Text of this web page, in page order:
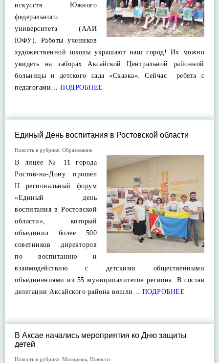
искусств Южного
федерального
университета (ААИ
ЮФУ). Работы учеников
художественной школы украшают наш город! Их можно
увидеть на заборах Аксайской Центральной районной
больницы и детского сада «Сказка». Сейчас ребята с
педагогами… ПОДРОБНЕЕ
Единый День воспитания в Ростовской области
Новость в рубрике: Образование
В лицее № 11 города
Ростов-на-Дону прошел
II региональный форум
«Единый день
воспитания в Ростовской
области», который
объединил более 500
советников директоров
по воспитанию и
взаимодействию с детскими общественными
объединениями из 55 муниципалитетов региона. В состав
делегации Аксайского района вошли… ПОДРОБНЕЕ
В Аксае начались мероприятия ко Дню защиты
детей
Новость в рубрике: Молодежь Новости